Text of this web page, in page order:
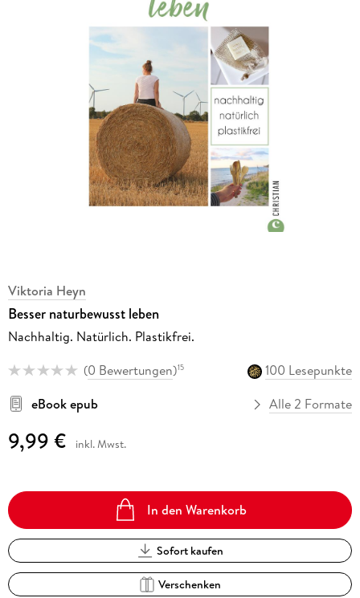
Viktoria Heyn
Besser naturbewusst leben
Nachhaltig. Natürlich. Plastikfrei.
(0 Bewertungen)15
100 Lesepunkte
eBook epub
Alle 2 Formate
9,99 € inkl. Mwst.
In den Warenkorb
Sofort kaufen
Verschenken